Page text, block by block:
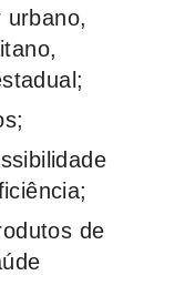
urbano,
de